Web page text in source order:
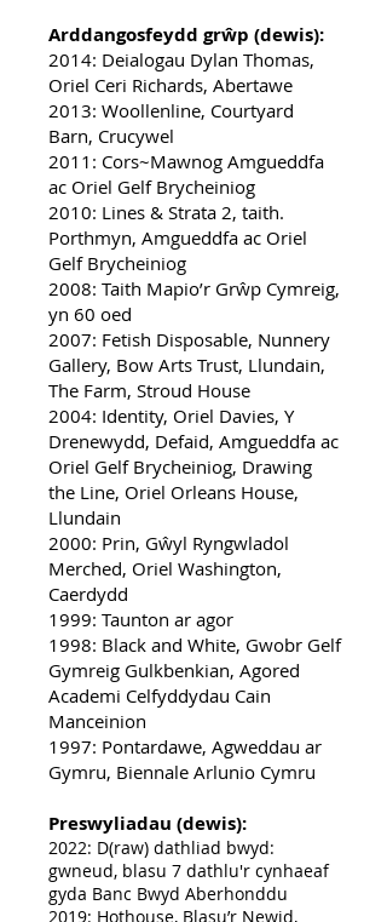
Arddangosfeydd grŵp (dewis):
2014: Deialogau Dylan Thomas,
Oriel Ceri Richards, Abertawe
2013: Woollenline, Courtyard
Barn, Crucywel
2011: Cors~Mawnog Amgueddfa
ac Oriel Gelf Brycheiniog
2010: Lines & Strata 2, taith.
Porthmyn, Amgueddfa ac Oriel
Gelf Brycheiniog
2008: Taith Mapio’r Grŵp Cymreig,
yn 60 oed
2007: Fetish Disposable, Nunnery
Gallery, Bow Arts Trust, Llundain,
The Farm, Stroud House
2004: Identity, Oriel Davies, Y
Drenewydd, Defaid, Amgueddfa ac
Oriel Gelf Brycheiniog, Drawing
the Line, Oriel Orleans House,
Llundain
2000: Prin, Gŵyl Ryngwladol
Merched, Oriel Washington,
Caerdydd
1999: Taunton ar agor
1998: Black and White, Gwobr Gelf
Gymreig Gulkbenkian, Agored
Academi Celfyddydau Cain
Manceinion
1997: Pontardawe, Agweddau ar
Gymru, Biennale Arlunio Cymru
Preswyliadau (dewis):
2022: D(raw) dathliad bwyd:
gwneud, blasu 7 dathlu'r cynhaeaf
gyda Banc Bwyd Aberhonddu
2019: Hothouse, Blasu’r Newid,